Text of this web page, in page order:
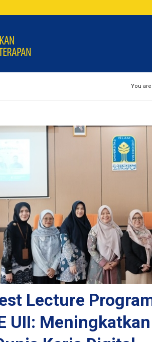
You
Lecture
UII: